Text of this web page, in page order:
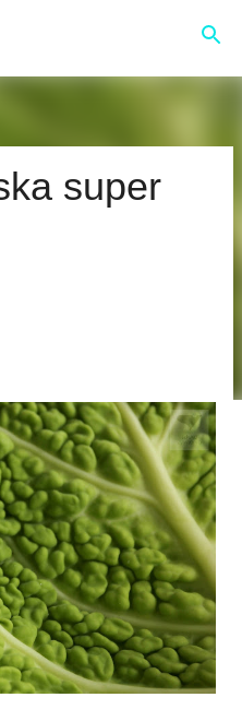
zawartości
super